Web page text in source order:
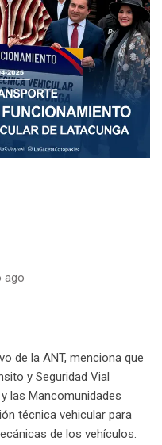
ago
de la ANT, menciona que
y Seguridad Vial
las Mancomunidades
técnica vehicular para
de los vehículos.